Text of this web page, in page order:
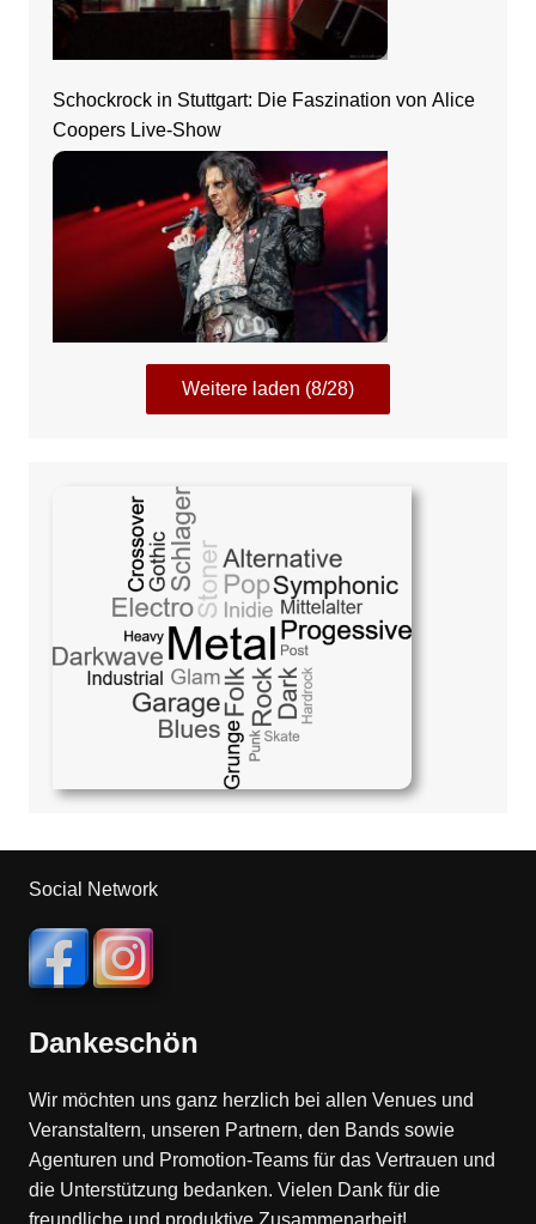
Schockrock in Stuttgart: Die Faszination von Alice
Coopers Live-Show
Weitere laden (8/28)
Social Network
Dankeschön
Wir möchten uns ganz herzlich bei allen Venues und
Veranstaltern, unseren Partnern, den Bands sowie
Agenturen und Promotion-Teams für das Vertrauen und
die Unterstützung bedanken. Vielen Dank für die
freundliche und produktive Zusammenarbeit!